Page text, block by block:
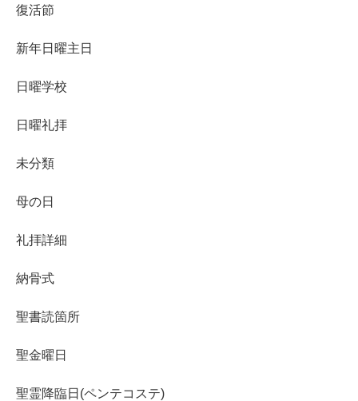
復活節
新年日曜主日
日曜学校
日曜礼拝
未分類
母の日
礼拝詳細
納骨式
聖書読箇所
聖金曜日
聖霊降臨日(ペンテコステ)